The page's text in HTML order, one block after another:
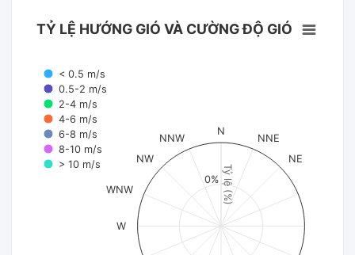
Tỷ lệ (%)
TỶ LỆ HƯỚNG GIÓ VÀ CƯỜNG ĐỘ GIÓ
< 0.5 m/s
0.5-2 m/s
2-4 m/s
4-6 m/s
6-8 m/s
8-10 m/s
> 10 m/s
N
NNE
NE
W
WNW
NW
NNW
0%